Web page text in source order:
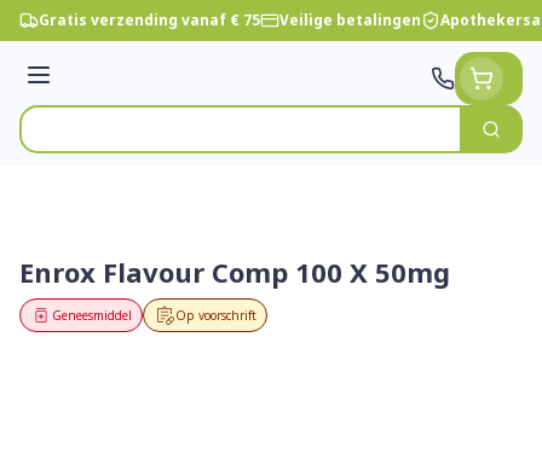
Ga naar de inhoud
Gratis verzending vanaf € 75 Veilige betalingen
Menu
Product, merk, categorie...
Zoek
Enrox Flavour Comp 100 X 50mg
Op voorschrift
Geneesmiddel